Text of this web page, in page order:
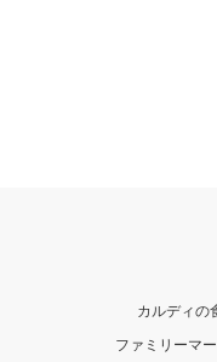
カルディの
ファミリーマ